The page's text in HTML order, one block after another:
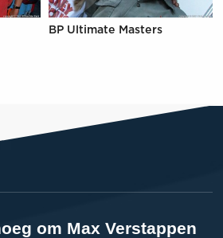
BP Ultimate Masters
om Max Verstappen